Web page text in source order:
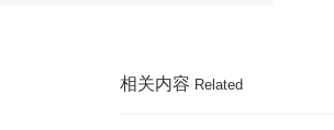
相关内容 Related